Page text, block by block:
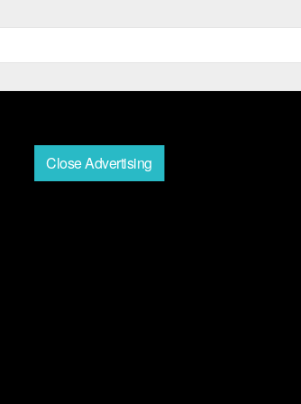
Close Advertising